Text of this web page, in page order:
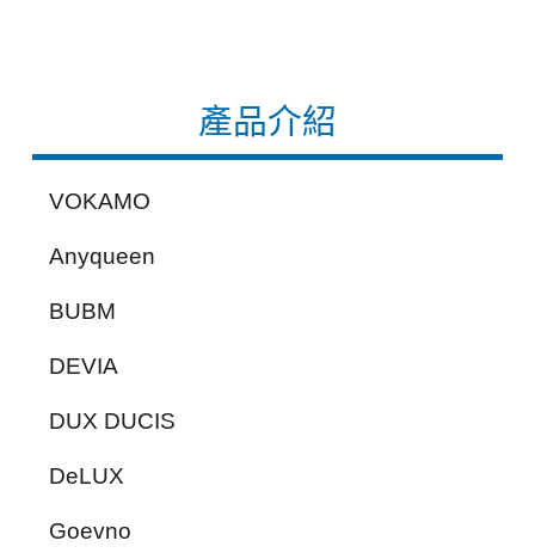
產品介紹
VOKAMO
Anyqueen
BUBM
DEVIA
DUX DUCIS
DeLUX
Goevno